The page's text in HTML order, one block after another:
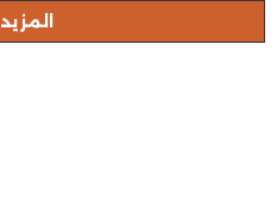
المزيد